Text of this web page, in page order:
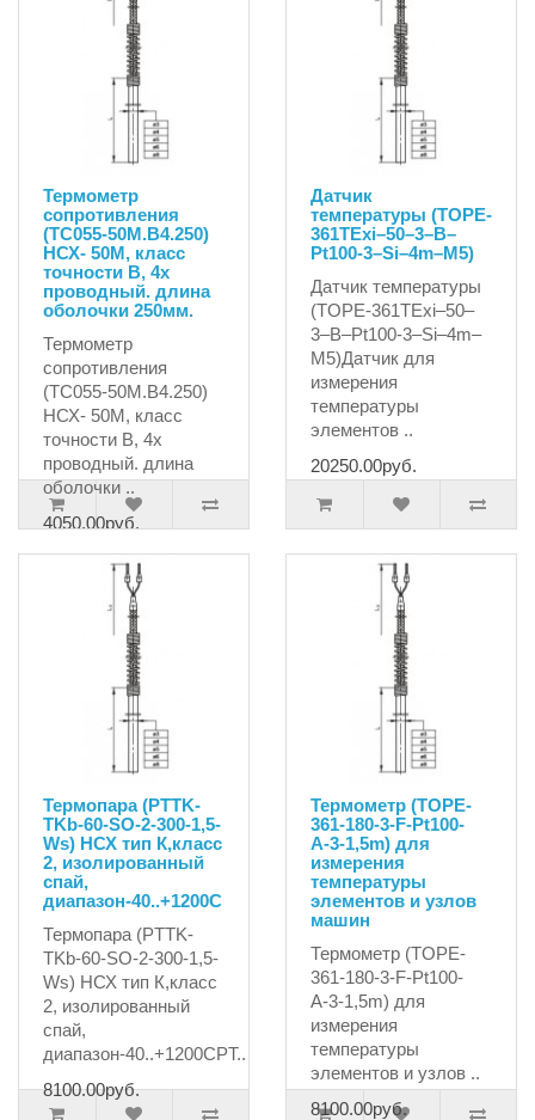
Термометр
сопротивления
(ТС055-50М.В4.250)
НСХ- 50М, класс
точности В, 4х
проводный. длина
оболочки 250мм.
Термометр
сопротивления
(ТС055-50М.В4.250)
НСХ- 50М, класс
точности В, 4х
проводный. длина
оболочки ..
4050.00руб.
Датчик
температуры (TOPE-
361TExi–50–3–B–
Pt100-3–Si–4m–M5)
Датчик температуры
(TOPE-361TExi–50–
3–B–Pt100-3–Si–4m–
M5)Датчик для
измерения
температуры
элементов ..
20250.00руб.
Термопара (PTTK-
TKb-60-SO-2-300-1,5-
Ws) НСХ тип К,класс
2, изолированный
спай,
диапазон-40..+1200С
Термопара (PTTK-
TKb-60-SO-2-300-1,5-
Ws) НСХ тип К,класс
2, изолированный
спай,
диапазон-40..+1200СPT..
8100.00руб.
Термометр (TOPE-
361-180-3-F-Pt100-
А-3-1,5m) для
измерения
температуры
элементов и узлов
машин
Термометр (TOPE-
361-180-3-F-Pt100-
А-3-1,5m) для
измерения
температуры
элементов и узлов ..
8100.00руб.